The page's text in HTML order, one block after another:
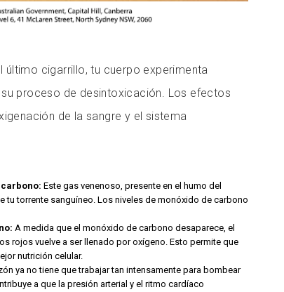
último cigarrillo, tu cuerpo experimenta
proceso de desintoxicación. Los efectos
de la sangre y el sistema
Este gas venenoso, presente en el humo del
tu torrente sanguíneo. Los niveles de monóxido de carbono
A medida que el monóxido de carbono desaparece, el
rojos vuelve a ser llenado por oxígeno. Esto permite que
nutrición celular.
ya no tiene que trabajar tan intensamente para bombear
a que la presión arterial y el ritmo cardíaco